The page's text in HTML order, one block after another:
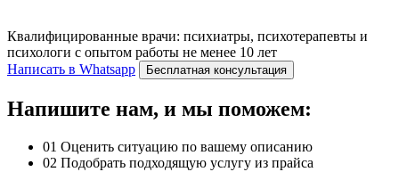
Квалифицированные врачи: психиатры, психотерапевты и
психологи с опытом работы не менее 10 лет
Написать в Whatsapp
Бесплатная консультация
Напишите нам, и мы поможем:
01 Оценить ситуацию по вашему описанию
02 Подобрать подходящую услугу из прайса